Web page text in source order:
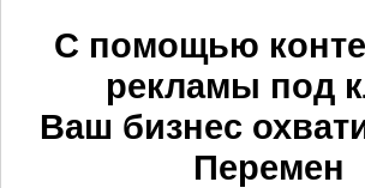
С помощью
рекламы под
Ваш бизнес
Перемен